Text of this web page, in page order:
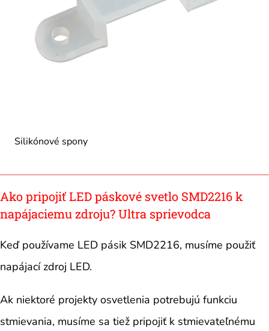
Silikónové spony
Ako pripojiť LED páskové svetlo SMD2216 k
napájaciemu zdroju? Ultra sprievodca
Keď používame LED pásik SMD2216, musíme použiť
napájací zdroj LED.
Ak niektoré projekty osvetlenia potrebujú funkciu
stmievania, musíme sa tiež pripojiť k stmievateľnému